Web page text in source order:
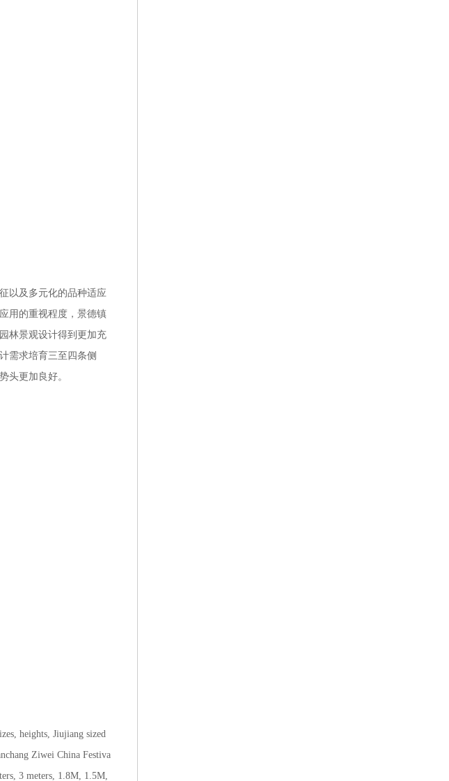
以及多元化的品种适应
用的重视程度，景德镇
林景观设计得到更加充
需求培育三至四条侧
头更加良好。
heights, Jiujiang sized
Ziwei China Festiva
3 meters, 1.8M, 1.5M,